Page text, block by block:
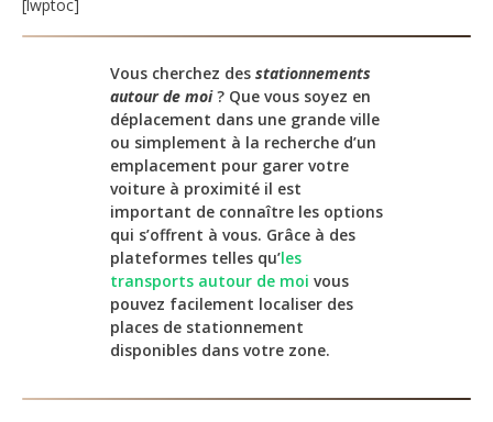
[lwptoc]
Vous cherchez des stationnements
autour de moi? Que vous soyez en
déplacement dans une grande ville
ou simplement à la recherche d’un
emplacement pour garer votre
voiture à proximité il est
important de connaître les options
qui s’offrent à vous. Grâce à des
plateformes telles qu’les
transports autour de moi vous
pouvez facilement localiser des
places de stationnement
disponibles dans votre zone.